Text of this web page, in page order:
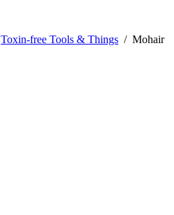
Toxin-free Tools & Things / Mohair